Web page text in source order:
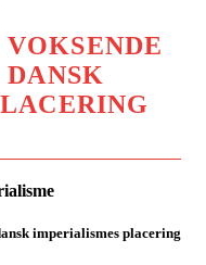
imperialismes placering